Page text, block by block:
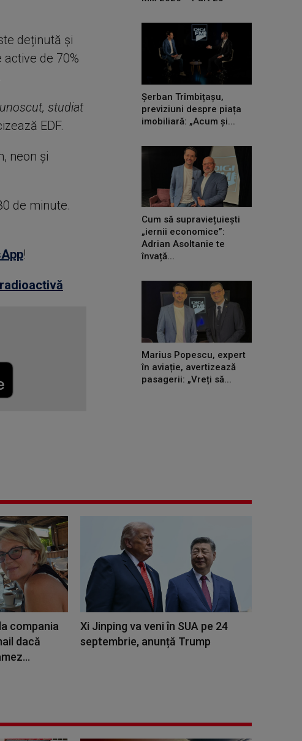
deținută și
de 70%
studiat
EDF.
neon și
de minute.
!
Șerban Trîmbițașu,
previziuni despre piața
imobiliară: „Acum și...
Cum să supraviețuiești
„iernii economice”:
Adrian Asoltanie te
învață...
Marius Popescu, expert
în aviație, avertizează
pasagerii: „Vreți să...
compania
dacă
Xi Jinping va veni în SUA pe 24
septembrie, anunță Trump